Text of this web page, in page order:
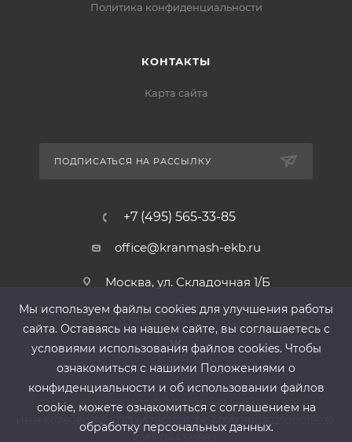
Политика конфиденциальности
КОНТАКТЫ
Карта сайта
ПОДПИСАТЬСЯ НА РАССЫЛКУ
+7 (495) 565-33-85
office@kranmash-ekb.ru
Москва, ул. Складочная 1/Б
2013-2026 ©ООО «КранМаш»
ИНН 6678080212, КПП 667801001 ,Р/с 40702810302500019939,
БИК 044525999
Мы используем файлы cооkies для улучшения работы
сайта. Оставаясь на нашем сайте, вы соглашаетесь с
условиями использования файлов cооkies. Чтобы
ознакомиться с нашими Положениями о
конфиденциальности и об использовании файлов
cookie, можете ознакомиться с соглашением на
обработку персональных данных.